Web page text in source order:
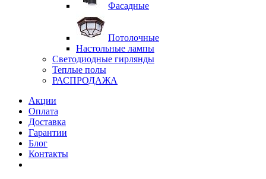
Фасадные
Потолочные
Настольные лампы
Светодиодные гирлянды
Теплые полы
РАСПРОДАЖА
Акции
Оплата
Доставка
Гарантии
Блог
Контакты